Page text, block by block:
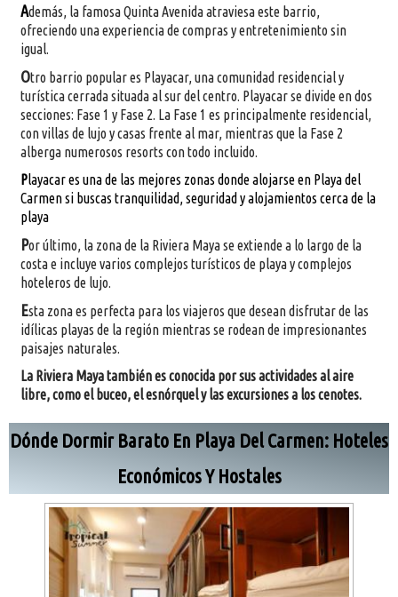
Además, la famosa Quinta Avenida atraviesa este barrio,
ofreciendo una experiencia de compras y entretenimiento sin
igual.
Otro barrio popular es Playacar, una comunidad residencial y
turística cerrada situada al sur del centro. Playacar se divide en dos
secciones: Fase 1 y Fase 2. La Fase 1 es principalmente residencial,
con villas de lujo y casas frente al mar, mientras que la Fase 2
alberga numerosos resorts con todo incluido.
P layacar es una de las mejores zonas donde alojarse en Playa del
Carmen si buscas tranquilidad, seguridad y alojamientos cerca de la
playa
Por último, la zona de la Riviera Maya se extiende a lo largo de la
costa e incluye varios complejos turísticos de playa y complejos
hoteleros de lujo.
Esta zona es perfecta para los viajeros que desean disfrutar de las
idílicas playas de la región mientras se rodean de impresionantes
paisajes naturales.
La Riviera Maya también es conocida por sus actividades al aire
libre, como el buceo, el esnórquel y las excursiones a los cenotes.
Dónde Dormir Barato En Playa Del Carmen: Hoteles
Económicos Y Hostales